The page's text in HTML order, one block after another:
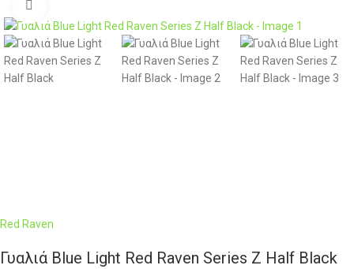
Red Raven
Γυαλιά Blue Light Red Raven Series Z Half Black